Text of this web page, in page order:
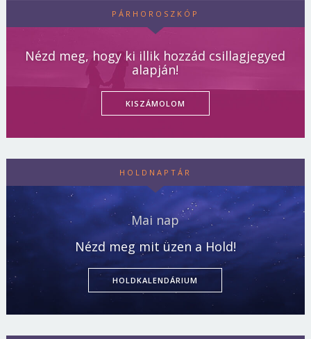
PÁRHOROSZKÓP
Nézd meg, hogy ki illik hozzád csillagjegyed
alapján!
KISZÁMOLOM
HOLDNAPTÁR
Mai nap
Nézd meg mit üzen a Hold!
HOLDKALENDÁRIUM